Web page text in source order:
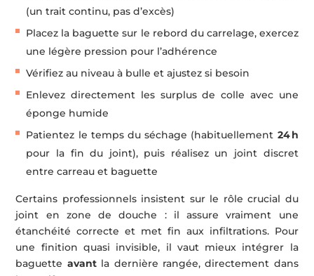
(un trait continu, pas d’excès)
Placez la baguette sur le rebord du carrelage, exercez
une légère pression pour l’adhérence
Vérifiez au niveau à bulle et ajustez si besoin
Enlevez directement les surplus de colle avec une
éponge humide
Patientez le temps du séchage (habituellement 24 h
pour la fin du joint), puis réalisez un joint discret
entre carreau et baguette
Certains professionnels insistent sur le rôle crucial du
joint en zone de douche : il assure vraiment une
étanchéité correcte et met fin aux infiltrations. Pour
une finition quasi invisible, il vaut mieux intégrer la
baguette avantla dernière rangée, directement dans